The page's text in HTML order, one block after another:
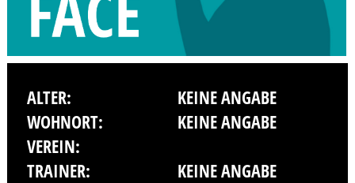
ALTER:
KEINE ANGABE
WOHNORT:
KEINE ANGABE
VEREIN:
TRAINER:
KEINE ANGABE